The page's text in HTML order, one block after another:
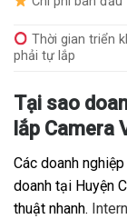
Thời gian triển
phải tự lắp
Tại sao
lắp Camera
Các doanh
doanh tại Huyện
thuật nhanh.